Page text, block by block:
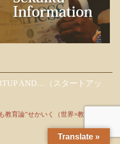
AND…（スタートアッ
教育論”せかいく（世界×教育）の
Translate »